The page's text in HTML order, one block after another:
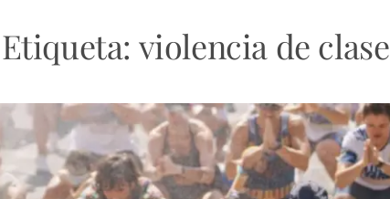
Etiqueta: violencia de clase